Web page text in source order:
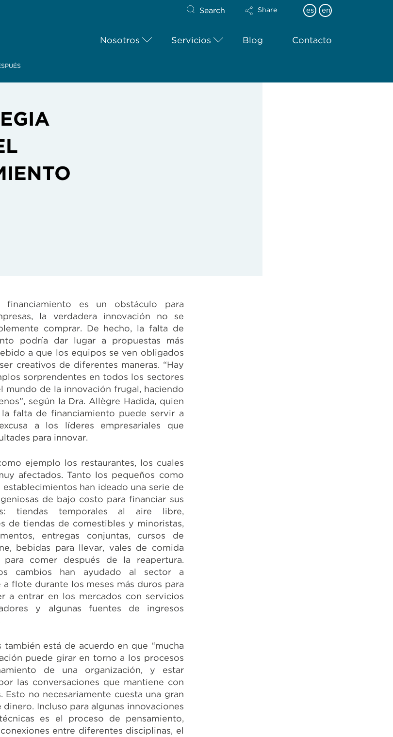
Search Share es en
Nosotros Servicios Blog Contacto
financiamiento es un obstáculo para
la verdadera innovación no se
comprar. De hecho, la falta de
podría dar lugar a propuestas más
a que los equipos se ven obligados
creativos de diferentes maneras. “Hay
sorprendentes en todos los sectores
mundo de la innovación frugal, haciendo
según la Dra. Allègre Hadida, quien
falta de financiamiento puede servir a
a los líderes empresariales que
para innovar.
ejemplo los restaurantes, los cuales
afectados. Tanto los pequeños como
establecimientos han ideado una serie de
de bajo costo para financiar sus
tiendas temporales al aire libre,
de tiendas de comestibles y minoristas,
entregas conjuntas, cursos de
bebidas para llevar, vales de comida
para comer después de la reapertura.
cambios han ayudado al sector a
a flote durante los meses más duros para
a entrar en los mercados con servicios
y algunas fuentes de ingresos
también está de acuerdo en que “mucha
puede girar en torno a los procesos
de una organización, y estar
las conversaciones que mantiene con
Esto no necesariamente cuesta una gran
dinero. Incluso para algunas innovaciones
es el proceso de pensamiento,
entre diferentes disciplinas, el